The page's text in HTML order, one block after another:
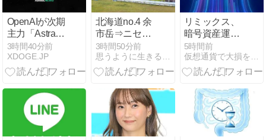
OpenAIが次期
主力「Astra」
の数学成果を
公開、GPT-6
一般提供は未
3時間40分前
XDOGE.JP
北海道no.4 余
市岳⇒ニセコ
アンヌプリ岳
に変更
3時間50分前
リミックス、
暗号資産運用
で1.6億円超
──最新実績を
開示
5時間前